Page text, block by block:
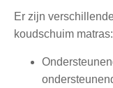
Er zijn
koudschuim matras: